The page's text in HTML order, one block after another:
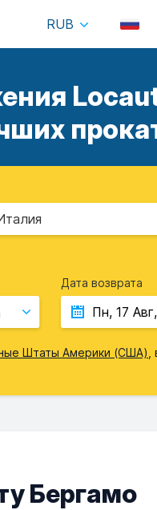
RUB
Дата возврата
Штаты Америки (США)
Бергамо